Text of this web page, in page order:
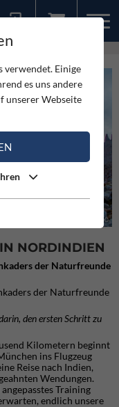
Valley of Peak 5600
NORDINDIEN
der Naturfreunde
der Naturfreunde
den ersten Schritt zu
Kilometern beginnt
ins Flugzeug
Reise nach Indien,
Wendungen.
Training
endlich unsere
verwendet. Einige
es uns andere
unserer Webseite